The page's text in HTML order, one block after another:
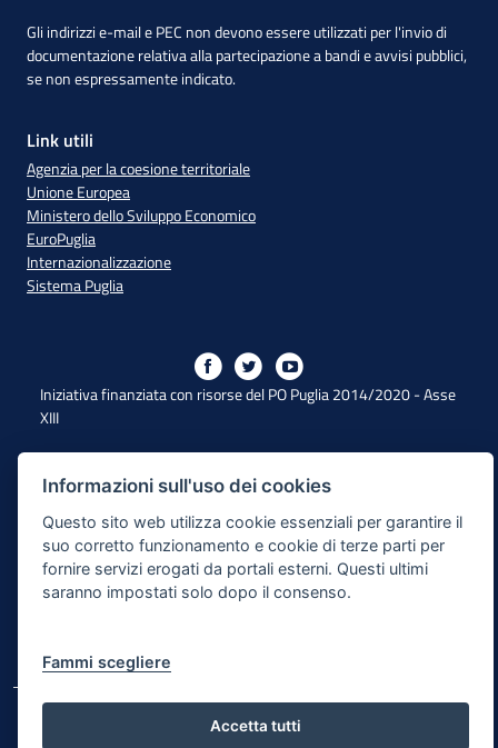
Gli indirizzi e-mail e PEC non devono essere utilizzati per l'invio di
documentazione relativa alla partecipazione a bandi e avvisi pubblici,
se non espressamente indicato.
Link utili
Agenzia per la coesione territoriale
Unione Europea
Ministero dello Sviluppo Economico
EuroPuglia
Internazionalizzazione
Sistema Puglia
Iniziativa finanziata con risorse del PO Puglia 2014/2020 - Asse
XIII
Dichiarazione di Accessibilità
Note Legali
Cookie e Privacy
Mappa del sito
© Regione Puglia
Informazioni sull'uso dei cookies
Questo sito web utilizza cookie essenziali per garantire il
suo corretto funzionamento e cookie di terze parti per
fornire servizi erogati da portali esterni. Questi ultimi
saranno impostati solo dopo il consenso.
Fammi scegliere
Accetta tutti